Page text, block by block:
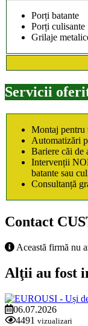
Porți batante
Porți culisante
Grilaje
Servicii
Montaj pentru
Automatizări
Bariere căi de
Intervenții
batante sau
Consultanță
Contact
Această firmă nu
Alţii au fost
06.07.2026
4491 vizualizari